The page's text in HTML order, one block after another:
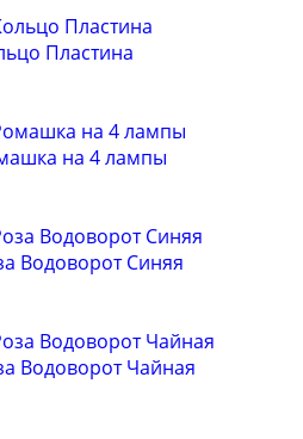
Пластина
на 4 лампы
Водоворот Синяя
Водоворот Чайная